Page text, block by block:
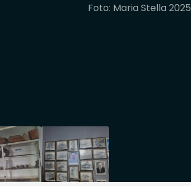
Foto: Maria Stella 2025